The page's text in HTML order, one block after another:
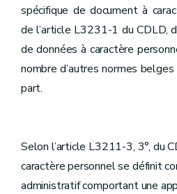
spécifique de document à
de l’article L3231-1 du CDLD,
de données à caractère
nombre d’autres normes
part.
Selon l’article L3211-3, 3°, du
caractère personnel se définit
administratif comportant une